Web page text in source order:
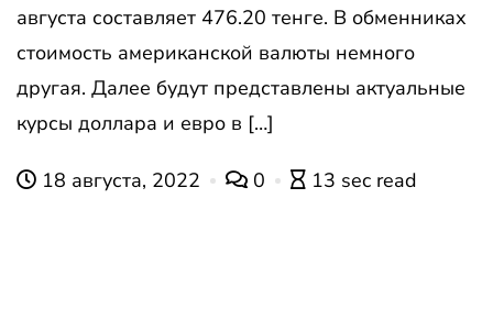
августа составляет 476.20 тенге. В обменниках
стоимость американской валюты немного
другая. Далее будут представлены актуальные
курсы доллара и евро в […]
18 августа, 2022 0 13 sec read